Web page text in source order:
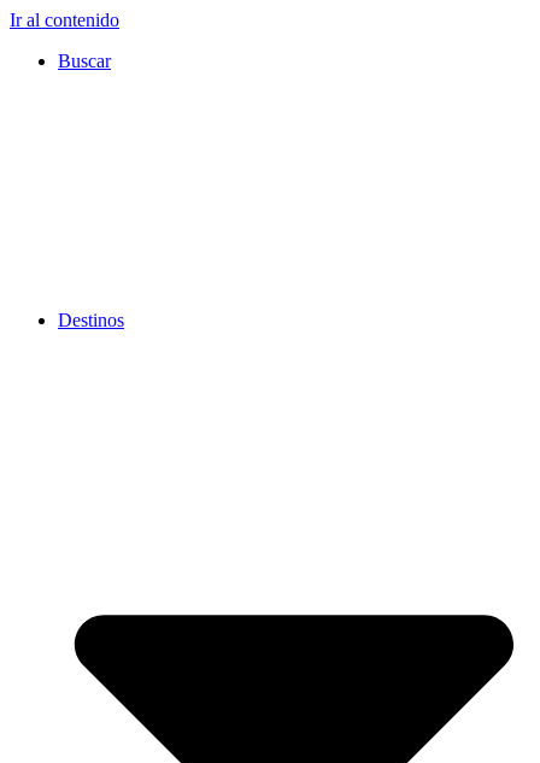
Ir al contenido
Buscar
Destinos